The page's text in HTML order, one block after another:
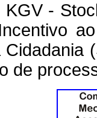
KGV -
Cidadania
de